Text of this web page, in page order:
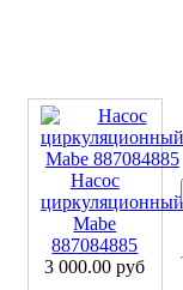
Насос
циркуляционный
Mabe
887084885
3 000.00 руб